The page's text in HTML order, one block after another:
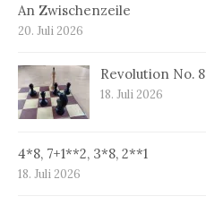
An Zwischenzeile
20. Juli 2026
Revolution No. 8
18. Juli 2026
4*8, 7+1**2, 3*8, 2**1
18. Juli 2026